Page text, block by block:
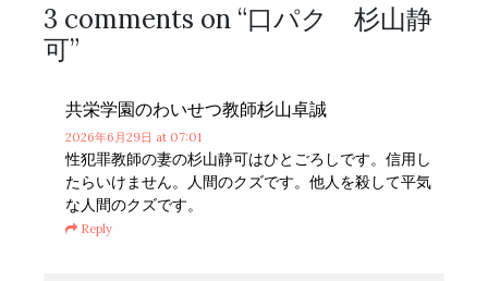
3 comments on “口パク 杉山静
可”
共栄学園のわいせつ教師杉山卓誠
2026年6月29日 at 07:01
性犯罪教師の妻の杉山静可はひとごろしです。信用し
たらいけません。人間のクズです。他人を殺して平気
な人間のクズです。
Reply